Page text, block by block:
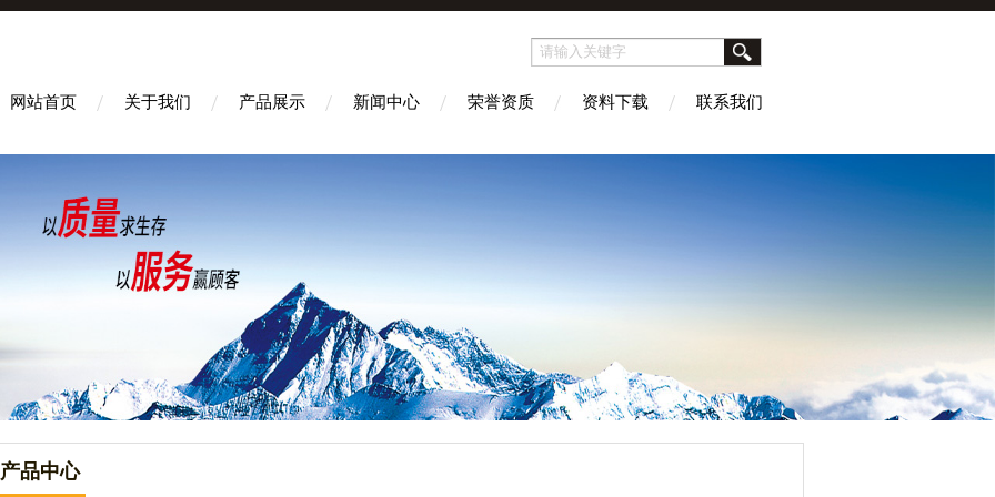
网站首页 关于我们 产品展示 新闻中心 荣誉资质 资料下载 联系我们
产品中心